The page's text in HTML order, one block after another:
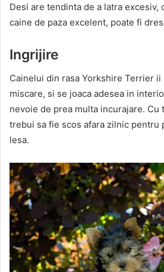
Desi are tendinta de a latra excesiv,
caine de paza excelent, poate fi
Ingrijire
Cainelui din rasa Yorkshire Terrier ii
miscare, si se joaca adesea in
nevoie de prea multa incurajare. Cu
trebui sa fie scos afara zilnic pentru
lesa.